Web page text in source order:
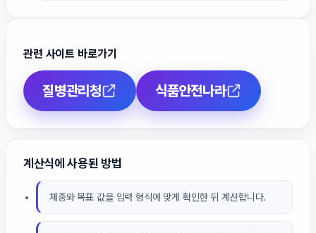
관련 사이트 바로가기
질병관리청 식품안전나라
계산식에 사용된 방법
체중와 목표 값을 입력 형식에 맞게 확인한 뒤 계산합니다.